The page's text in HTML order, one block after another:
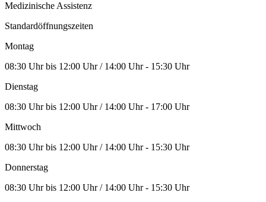
Medizinische Assistenz
Standardöffnungszeiten
Montag
08:30 Uhr bis 12:00 Uhr / 14:00 Uhr - 15:30 Uhr
Dienstag
08:30 Uhr bis 12:00 Uhr / 14:00 Uhr - 17:00 Uhr
Mittwoch
08:30 Uhr bis 12:00 Uhr / 14:00 Uhr - 15:30 Uhr
Donnerstag
08:30 Uhr bis 12:00 Uhr / 14:00 Uhr - 15:30 Uhr